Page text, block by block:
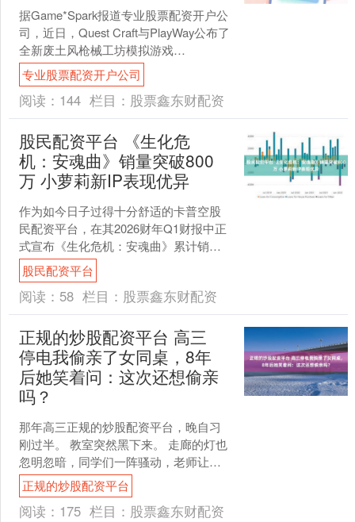
据Game*Spark报道专业股票配资开户公
司，近日，Quest Craft与PlayWay公布了
全新废土风枪械工坊模拟游戏
《Wasteland Gunsmit....
专业股票配资开户公司
阅读： 144 栏目： 股票鑫东财配资
股民配资平台 《生化危
机：安魂曲》销量突破800
万 小萝莉新IP表现优异
作为如今日子过得十分舒适的卡普空股
民配资平台，在其2026财年Q1财报中正
式宣布《生化危机：安魂曲》累计销量
达到800万份，而全新IP《识质存在》的
累计销量也已....
股民配资平台
阅读： 58 栏目： 股票鑫东财配资
正规的炒股配资平台 高三
停电我偷亲了女同桌，8年
后她笑着问：这次还想偷亲
吗？
那年高三正规的炒股配资平台，晚自习
刚过半。 教室突然黑下来。 走廊的灯也
忽明忽暗，同学们一阵骚动，老师让大
家安静，别慌。 我却在慌。 不是因为停
电。是因为她。 ....
正规的炒股配资平台
阅读： 175 栏目： 股票鑫东财配资